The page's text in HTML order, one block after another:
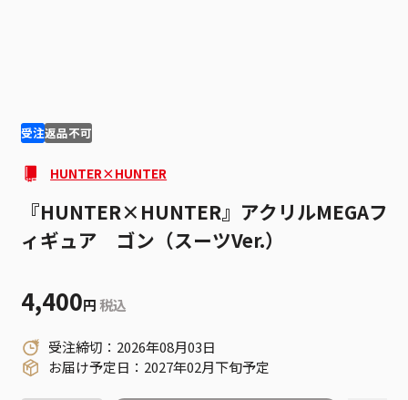
受注返品不可
HUNTER×HUNTER
『HUNTER×HUNTER』アクリルMEGAフ
ィギュア ゴン（スーツVer.）
4,400円 税込
受注締切：2026年08月03日
お届け予定日：2027年02月下旬予定